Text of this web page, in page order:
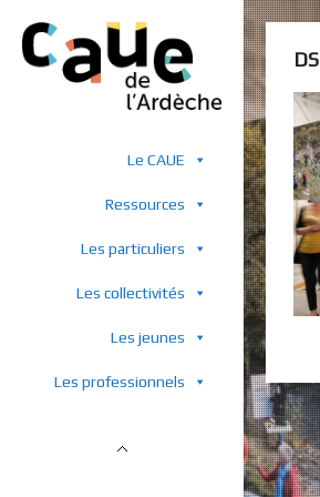
Le CAUE
Ressources
Les particuliers
Les collectivités
Les jeunes
Les professionnels